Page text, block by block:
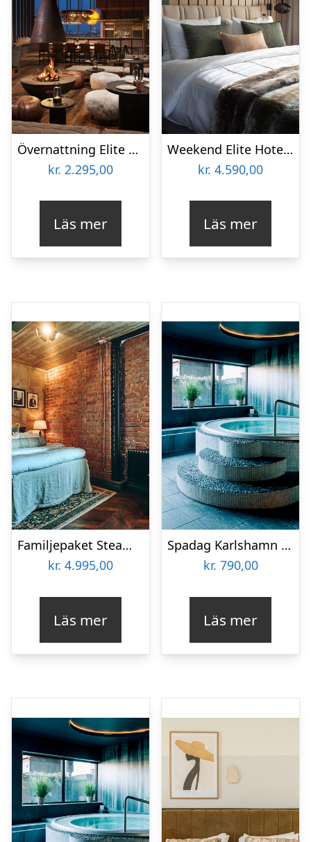
Övernattning Elite Hotel Frost
kr. 2.295,00
Läs mer
Weekend Elite Hotel Frost
kr. 4.590,00
Läs mer
Familjepaket Steam Hotel & Kokpunkten
kr. 4.995,00
Läs mer
Spadag Karlshamn för två
kr. 790,00
Läs mer